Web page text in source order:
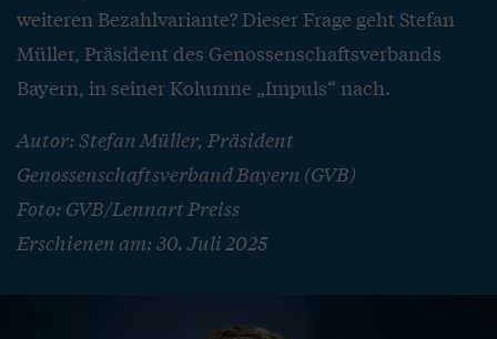
weiteren Bezahlvariante? Dieser Frage geht Stefan
Müller, Präsident des Genossenschaftsverbands
Bayern, in seiner Kolumne „Impuls“ nach.
Autor: Stefan Müller, Präsident
Genossenschaftsverband Bayern (GVB)
Foto: GVB/Lennart Preiss
Erschienen am: 30. Juli 2025